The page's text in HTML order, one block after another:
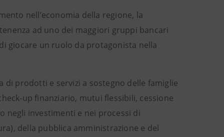
nell’economia della regione, la
ad uno dei maggiori gruppi bancari
giocare un ruolo da protagonista nella
di prodotti e servizi a sostegno delle famiglie
up finanziario, mutui flessibili, cessione
negli investimenti e nei processi di
della pubblica amministrazione e del